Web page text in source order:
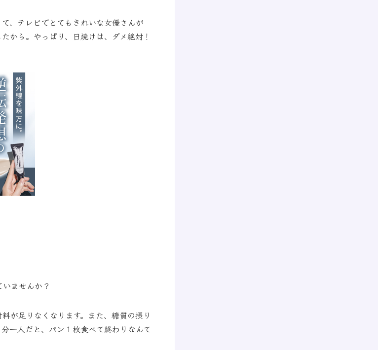
、テレビでとてもきれいな女優さんが
から。やっぱり、日焼けは、ダメ絶対！
ませんか？
が足りなくなります。また、糖質の摂り
一人だと、パン１枚食べて終わりなんて